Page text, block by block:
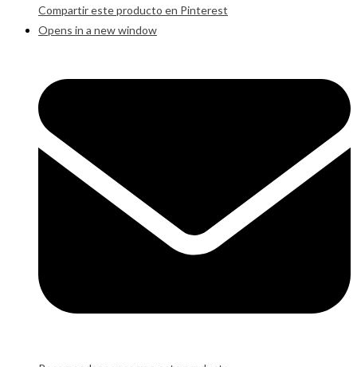
Compartir este producto en Pinterest
Opens in a new window